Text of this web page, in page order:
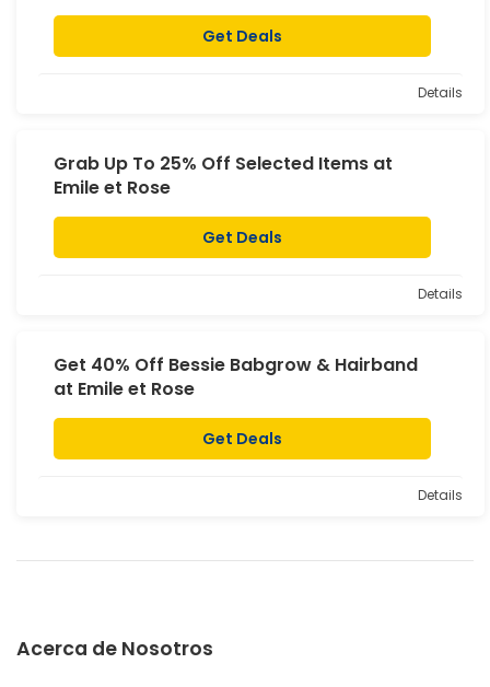
Get Deals
Details
Grab Up To 25% Off Selected Items at
Emile et Rose
Get Deals
Details
Get 40% Off Bessie Babgrow & Hairband
at Emile et Rose
Get Deals
Details
Acerca de Nosotros